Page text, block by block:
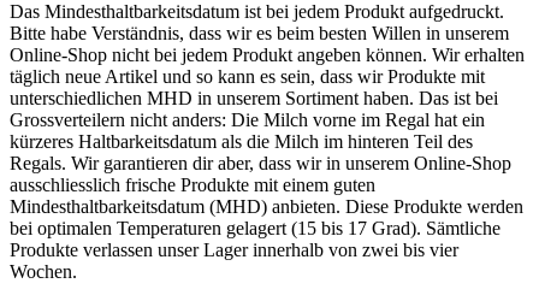
Das Mindesthaltbarkeitsdatum ist bei jedem Produkt aufgedruckt.
Bitte habe Verständnis, dass wir es beim besten Willen in unserem
Online-Shop nicht bei jedem Produkt angeben können. Wir erhalten
täglich neue Artikel und so kann es sein, dass wir Produkte mit
unterschiedlichen MHD in unserem Sortiment haben. Das ist bei
Grossverteilern nicht anders: Die Milch vorne im Regal hat ein
kürzeres Haltbarkeitsdatum als die Milch im hinteren Teil des
Regals. Wir garantieren dir aber, dass wir in unserem Online-Shop
ausschliesslich frische Produkte mit einem guten
Mindesthaltbarkeitsdatum (MHD) anbieten. Diese Produkte werden
bei optimalen Temperaturen gelagert (15 bis 17 Grad). Sämtliche
Produkte verlassen unser Lager innerhalb von zwei bis vier
Wochen.